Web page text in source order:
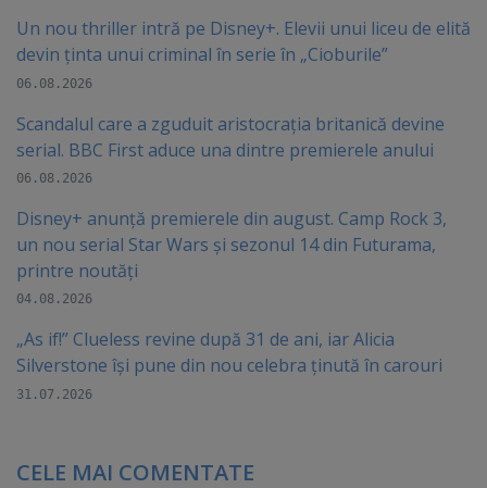
Un nou thriller intră pe Disney+. Elevii unui liceu de elită
devin ținta unui criminal în serie în „Cioburile”
06.08.2026
Scandalul care a zguduit aristocrația britanică devine
serial. BBC First aduce una dintre premierele anului
06.08.2026
Disney+ anunță premierele din august. Camp Rock 3,
un nou serial Star Wars și sezonul 14 din Futurama,
printre noutăți
04.08.2026
„As if!” Clueless revine după 31 de ani, iar Alicia
Silverstone își pune din nou celebra ținută în carouri
31.07.2026
CELE MAI COMENTATE